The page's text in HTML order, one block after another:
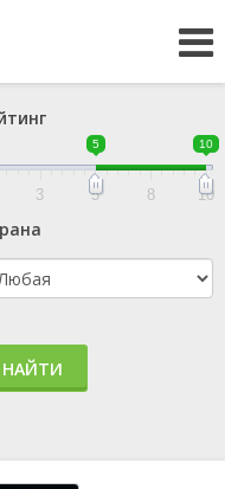
5 10
3 5 8 10
НАЙТИ